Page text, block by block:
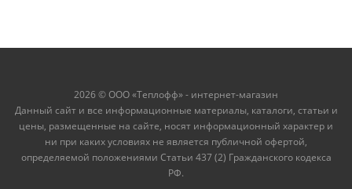
2026 © ООО «Теплофф» - интернет-магазин
Данный сайт и все информационные материалы, каталоги, статьи и
цены, размещенные на сайте, носят информационный характер и
ни при каких условиях не является публичной офертой,
определяемой положениями Статьи 437 (2) Гражданского кодекса
РФ.